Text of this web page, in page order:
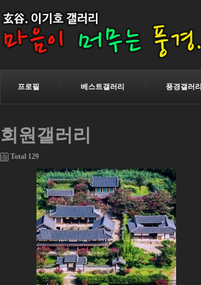
프로필 베스트갤러리 풍경갤러리
회원갤러리
Total 129